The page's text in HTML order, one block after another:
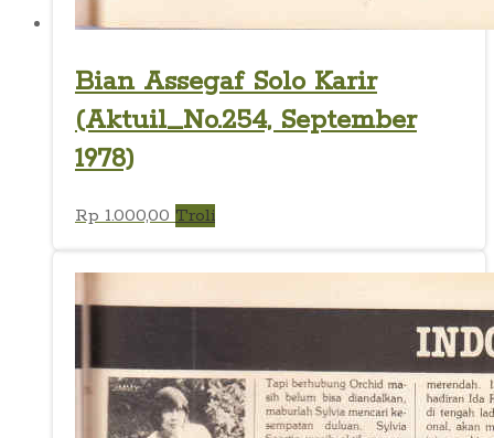
Bian Assegaf Solo Karir
(Aktuil_No.254, September
1978)
Rp 1.000,00 Troli